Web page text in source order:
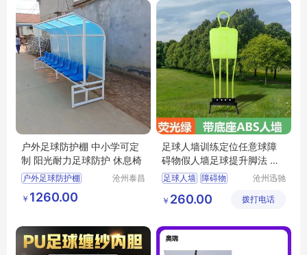
户外足球防护棚 中小学可定
制 阳光耐力足球防护 休息椅
户外足球防护棚
定制足球防护棚
学校足球防护休息椅
阳光耐力瓦防护棚
沧州泰昌
￥ 1260.00
足球人墙训练定位任意球障
碍物假人墙足球提升脚法 带
底座ABS材质
足球人墙 障碍物
足球用品
沧州迅驰
有限公司
￥ 260.00 拨打电话